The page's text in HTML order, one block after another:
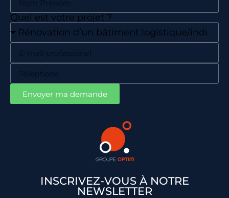
Quel est votre projet ?
Envoyer ma demande
INSCRIVEZ-VOUS À NOTRE
NEWSLETTER